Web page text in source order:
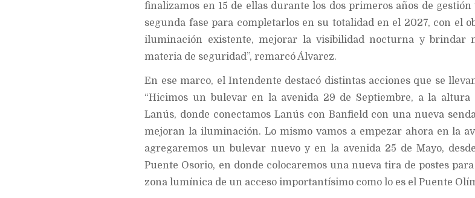
finalizamos en 15 de ellas durante los dos primeros años de
segunda fase para completarlos en su totalidad en el 2027, con el
iluminación existente, mejorar la visibilidad nocturna y brindar
materia de seguridad”, remarcó Álvarez.
En ese marco, el Intendente destacó distintas acciones que se
“Hicimos un bulevar en la avenida 29 de Septiembre, a la altura
Lanús, donde conectamos Lanús con Banfield con una nueva
mejoran la iluminación. Lo mismo vamos a empezar ahora en la
agregaremos un bulevar nuevo y en la avenida 25 de Mayo,
Puente Osorio, en donde colocaremos una nueva tira de postes
zona lumínica de un acceso importantísimo como lo es el Puente